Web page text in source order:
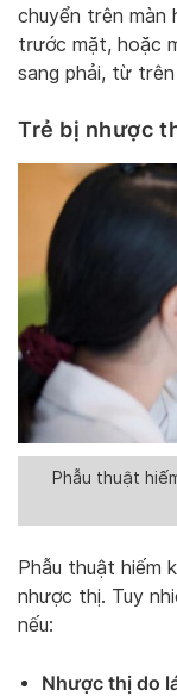
chuyển trên màn
trước mặt, hoặc
sang phải, từ
Trẻ bị nhược
Phẫu thuật
Phẫu thuật hiếm
nhược thị. Tuy
nếu:
Nhược thị do